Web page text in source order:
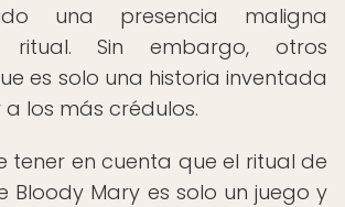
una presencia maligna
Sin embargo, otros
es solo una historia inventada
los más crédulos.
tener en cuenta que el ritual de
Bloody Mary es solo un juego y